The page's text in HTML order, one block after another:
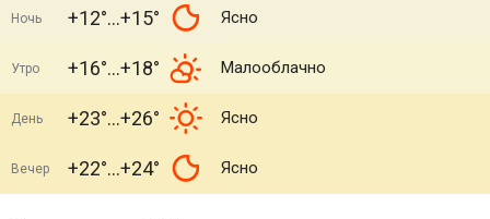
Ночь +12° +15° Ясно
Утро +16° +18° Малооблачно
День +23° +26° Ясно
Вечер +22° +24° Ясно